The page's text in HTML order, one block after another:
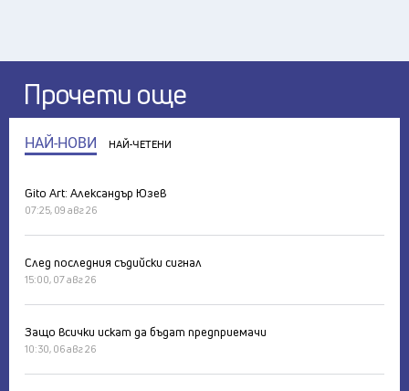
Прочети още
НАЙ-НОВИ НАЙ-ЧЕТЕНИ
Gito Art: Александър Юзев
07:25, 09 авг 26
След последния съдийски сигнал
15:00, 07 авг 26
Защо всички искат да бъдат предприемачи
10:30, 06 авг 26